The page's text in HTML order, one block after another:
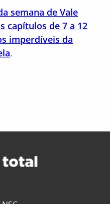
semana de Vale
capítulos de 7 a 12
imperdíveis da
.